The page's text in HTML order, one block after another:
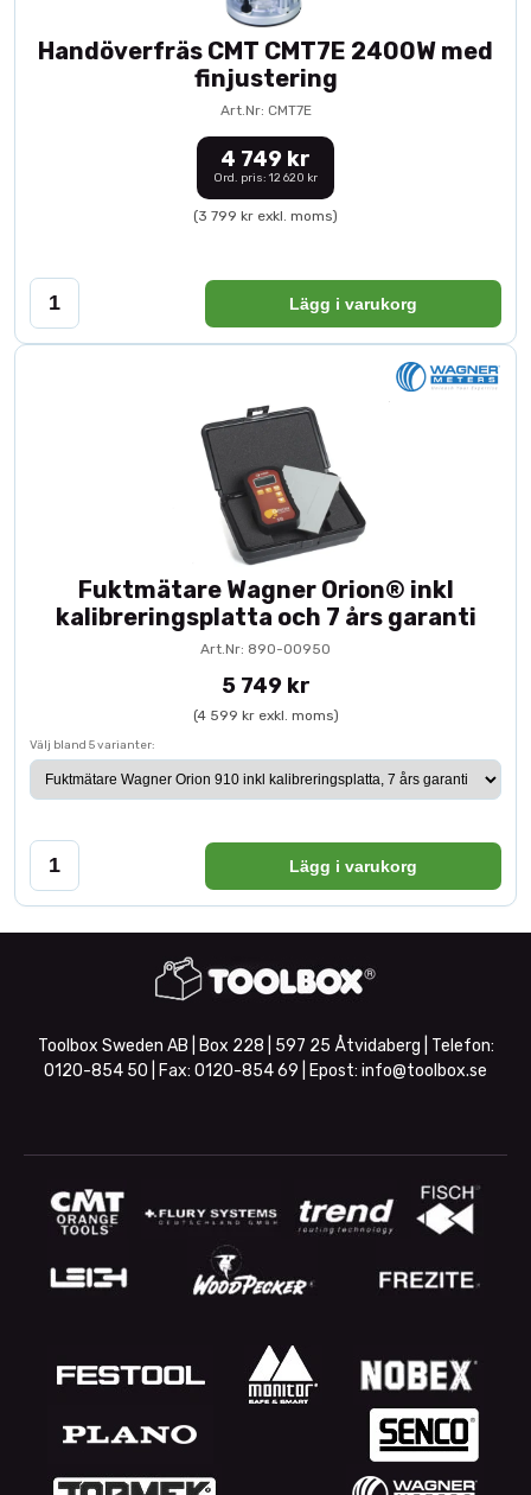
Handöverfräs CMT CMT7E 2400W med
finjustering
Art.Nr: CMT7E
4 749 kr
Ord. pris: 12 620 kr
(3 799 kr exkl. moms)
Lägg i varukorg
Fuktmätare Wagner Orion® inkl
kalibreringsplatta och 7 års garanti
Art.Nr: 890-00950
5 749 kr
(4 599 kr exkl. moms)
Välj bland 5 varianter:
Lägg i varukorg
Toolbox Sweden AB | Box 228 | 597 25 Åtvidaberg | Telefon:
0120-854 50 | Fax: 0120-854 69 | Epost: info@toolbox.se